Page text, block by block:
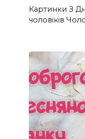
Картинки З
чоловіків​